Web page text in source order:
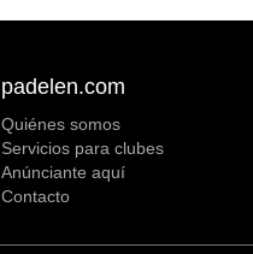
padelen.com
Quiénes somos
Servicios para clubes
Anúnciante aquí
Contacto